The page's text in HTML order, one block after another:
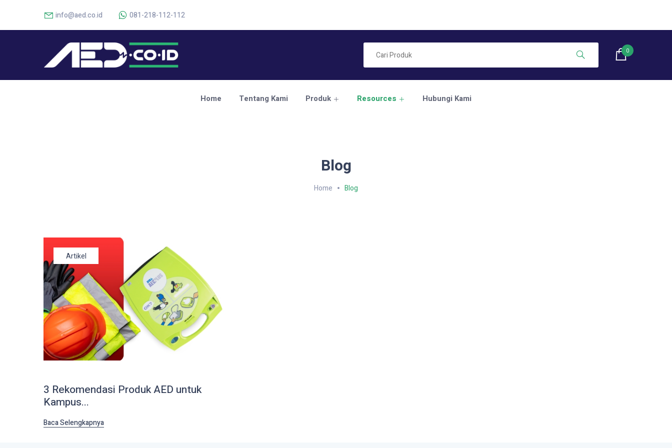
info@aed.co.id 081-218-112-112
0
Home Tentang Kami Produk Resources Hubungi Kami
Blog
Home Blog
Artikel
3 Rekomendasi Produk AED untuk
Kampus...
Baca Selengkapnya